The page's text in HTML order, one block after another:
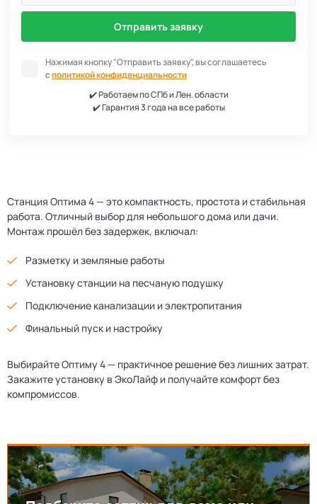
Отправить заявку
Нажимая кнопку "Отправить заявку", вы соглашаетесь
сполитикой конфиденциальности
✔️ Работаем по СПб и Лен. области
✔️ Гарантия 3 года на все работы
Станция Оптима 4 — это компактность, простота и стабильная
работа. Отличный выбор для небольшого дома или дачи.
Монтаж прошёл без задержек, включал:
Разметку и земляные работы
Установку станции на песчаную подушку
Подключение канализации и электропитания
Финальный пуск и настройку
Выбирайте Оптиму 4 — практичное решение без лишних затрат.
Закажите установку в ЭкоЛайф и получайте комфорт без
компромиссов.